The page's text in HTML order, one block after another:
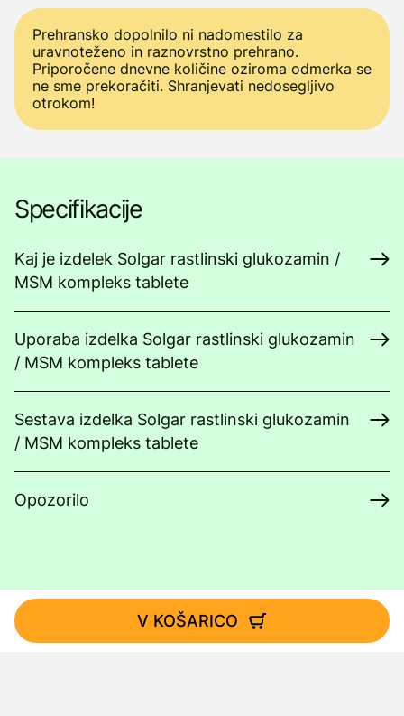
Prehransko dopolnilo ni nadomestilo za
uravnoteženo in raznovrstno prehrano.
Priporočene dnevne količine oziroma odmerka se
ne sme prekoračiti. Shranjevati nedosegljivo
otrokom!
Specifikacije
Kaj je izdelek Solgar rastlinski glukozamin /
MSM kompleks tablete
Uporaba izdelka Solgar rastlinski glukozamin
/ MSM kompleks tablete
Sestava izdelka Solgar rastlinski glukozamin
/ MSM kompleks tablete
Opozorilo
V KOŠARICO